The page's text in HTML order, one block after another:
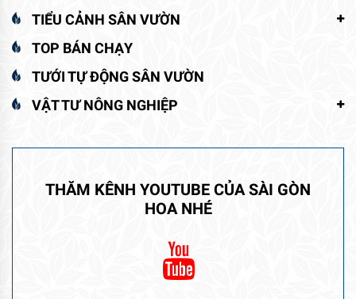
TIỂU CẢNH SÂN VƯỜN
TOP BÁN CHẠY
TƯỚI TỰ ĐỘNG SÂN VƯỜN
VẬT TƯ NÔNG NGHIỆP
THĂM KÊNH YOUTUBE CỦA SÀI GÒN
HOA NHÉ